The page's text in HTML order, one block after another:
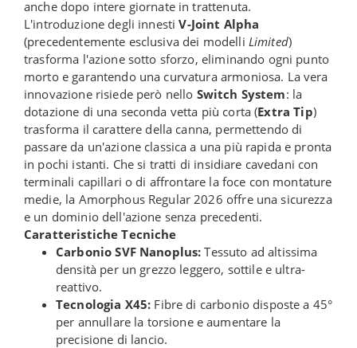
anche dopo intere giornate in trattenuta.
L'introduzione degli innestiV-Joint Alpha
(precedentemente esclusiva dei modelli Limited)
trasforma l'azione sotto sforzo, eliminando ogni punto
morto e garantendo una curvatura armoniosa. La vera
innovazione risiede però nello Switch System: la
dotazione di una seconda vetta più corta (Extra Tip)
trasforma il carattere della canna, permettendo di
passare da un'azione classica a una più rapida e pronta
in pochi istanti. Che si tratti di insidiare cavedani con
terminali capillari o di affrontare la foce con montature
medie, la Amorphous Regular 2026 offre una sicurezza
e un dominio dell'azione senza precedenti.
Caratteristiche Tecniche
Carbonio SVF Nanoplus: Tessuto ad altissima
densità per un grezzo leggero, sottile e ultra-
reattivo.
Tecnologia X45: Fibre di carbonio disposte a 45°
per annullare la torsione e aumentare la
precisione di lancio.